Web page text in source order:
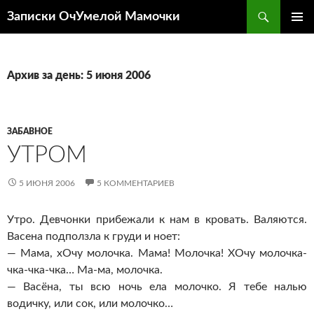
Записки ОчУмелой Мамочки
Архив за день: 5 июня 2006
ЗАБАВНОЕ
УТРОМ
5 ИЮНЯ 2006 5 КОММЕНТАРИЕВ
Утро. Девчонки прибежали к нам в кровать. Валяются.
Васена подползла к груди и ноет:
— Мама, хОчу молочка. Мама! Молочка! ХОчу молочка-
чка-чка-чка… Ма-ма, молочка.
— Васёна, ты всю ночь ела молочко. Я тебе налью
водичку, или сок, или молочко…